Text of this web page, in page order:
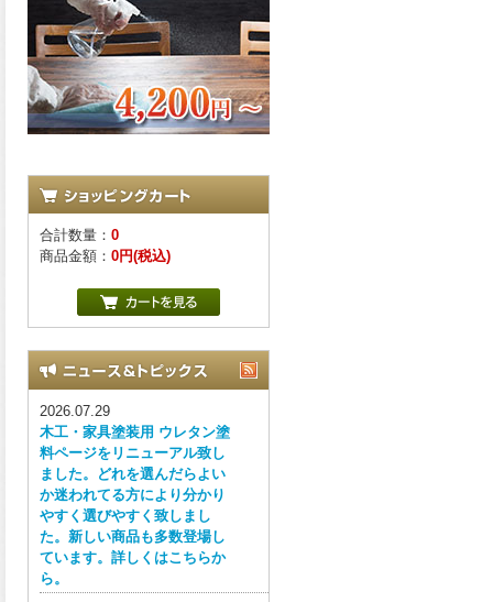
合計数量： 0
商品金額： 0円(税込)
2026.07.29
木工・家具塗装用 ウレタン塗
料ページをリニューアル致し
ました。どれを選んだらよい
か迷われてる方により分かり
やすく選びやすく致しまし
た。新しい商品も多数登場し
ています。詳しくはこちらか
ら。